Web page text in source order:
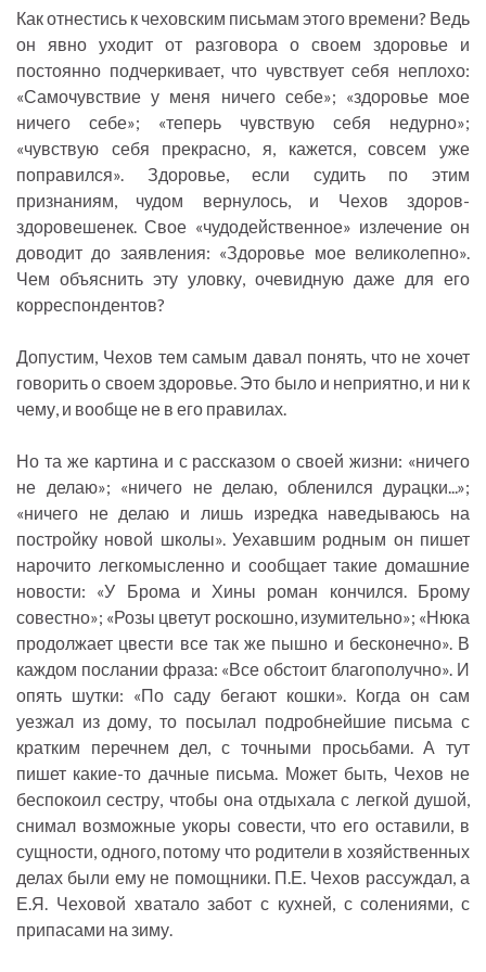
Как отнестись к чеховским письмам этого времени? Ведь
он явно уходит от разговора о своем здоровье и
постоянно подчеркивает, что чувствует себя неплохо:
«Самочувствие у меня ничего себе»; «здоровье мое
ничего себе»; «теперь чувствую себя недурно»;
«чувствую себя прекрасно, я, кажется, совсем уже
поправился». Здоровье, если судить по этим
признаниям, чудом вернулось, и Чехов здоров-
здоровешенек. Свое «чудодейственное» излечение он
доводит до заявления: «Здоровье мое великолепно».
Чем объяснить эту уловку, очевидную даже для его
корреспондентов?
Допустим, Чехов тем самым давал понять, что не хочет
говорить о своем здоровье. Это было и неприятно, и ни к
чему, и вообще не в его правилах.
Но та же картина и с рассказом о своей жизни: «ничего
не делаю»; «ничего не делаю, обленился дурацки...»;
«ничего не делаю и лишь изредка наведываюсь на
постройку новой школы». Уехавшим родным он пишет
нарочито легкомысленно и сообщает такие домашние
новости: «У Брома и Хины роман кончился. Брому
совестно»; «Розы цветут роскошно, изумительно»; «Нюка
продолжает цвести все так же пышно и бесконечно». В
каждом послании фраза: «Все обстоит благополучно». И
опять шутки: «По саду бегают кошки». Когда он сам
уезжал из дому, то посылал подробнейшие письма с
кратким перечнем дел, с точными просьбами. А тут
пишет какие-то дачные письма. Может быть, Чехов не
беспокоил сестру, чтобы она отдыхала с легкой душой,
снимал возможные укоры совести, что его оставили, в
сущности, одного, потому что родители в хозяйственных
делах были ему не помощники. П.Е. Чехов рассуждал, а
Е.Я. Чеховой хватало забот с кухней, с солениями, с
припасами на зиму.